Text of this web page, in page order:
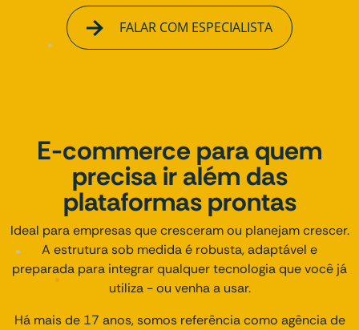
FALAR COM ESPECIALISTA
E-commerce para quem
precisa ir além das
plataformas prontas
Ideal para empresas que cresceram ou planejam crescer.
A estrutura sob medida é robusta, adaptável e
preparada para integrar qualquer tecnologia que você já
utiliza - ou venha a usar.
Há mais de 17 anos, somos referência como agência de